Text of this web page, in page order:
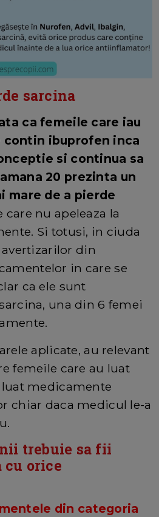
sarcina
ca femeile care iau
ibuprofen inca
si continua sa
20 prezinta un
mare de a pierde
care nu apeleaza la
Si totusi, in ciuda
din
in care se
ca ele sunt
una din 6 femei
aplicate, au relevant
femeile care au luat
medicamente
chiar daca medicul le-a
trebuie sa fii
cu orice
din categoria